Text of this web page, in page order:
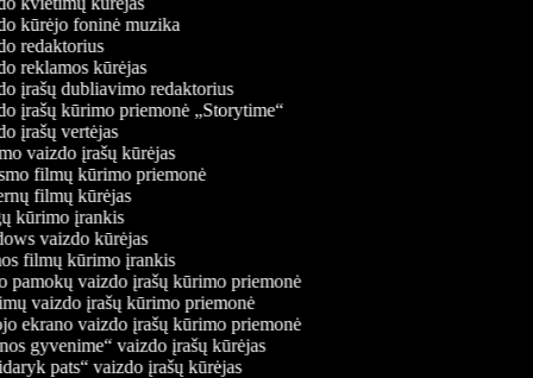
kūrėjo foninė muzika
redaktorius
reklamos kūrėjas
įrašų dubliavimo redaktorius
įrašų kūrimo priemonė „Storytime“
įrašų vertėjas
vaizdo įrašų kūrėjas
filmų kūrimo priemonė
filmų kūrėjas
kūrimo įrankis
vaizdo kūrėjas
filmų kūrimo įrankis
pamokų vaizdo įrašų kūrimo priemonė
vaizdo įrašų kūrimo priemonė
ekrano vaizdo įrašų kūrimo priemonė
gyvenime“ vaizdo įrašų kūrėjas
pats“ vaizdo įrašų kūrėjas